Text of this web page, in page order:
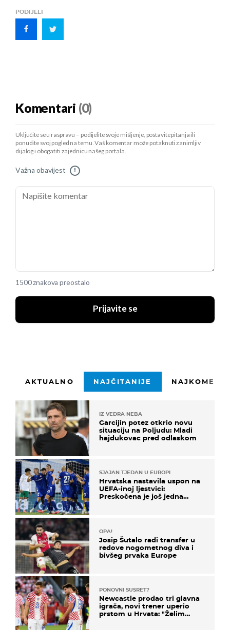
PODIJELI
Komentari (0)
Uključite se u raspravu – podijelite svoje mišljenje, postavite pitanja ili
ponudite svoj pogled na temu. Vaš komentar može potaknuti zanimljiv
dijalog i obogatiti zajednicu našeg portala.
Važna obavijest !
1500 znakova preostalo
Prijavite se
AKTUALNO NAJČITANIJE
IZ VEDRA NEBA
Garcijin potez otkrio novu
situaciju na Poljudu: Mladi
hajdukovac pred odlaskom
SJAJAN TJEDAN U EUROPI
Hrvatska nastavila uspon na
UEFA-inoj ljestvici:
Preskočena je još jedna
OPA!
Josip Šutalo radi transfer u
redove nogometnog diva i
bivšeg prvaka Europe
PONOVNI SUSRET?
Newcastle prodao tri glavna
igrača, novi trener uperio
prstom u Hrvata: "Želim